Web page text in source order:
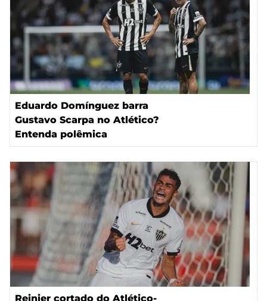
Eduardo Domínguez barra
Gustavo Scarpa no Atlético?
Entenda polêmica
Reinier cortado do Atlético-